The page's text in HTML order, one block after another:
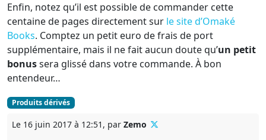
Enfin, notez qu’il est possible de commander cette
centaine de pages directement sur le site d’Omaké
Books. Comptez un petit euro de frais de port
supplémentaire, mais il ne fait aucun doute qu’un petit
bonussera glissé dans votre commande. À bon
entendeur…
Produits dérivés
Le 16 juin 2017 à 12:51, par Zemo